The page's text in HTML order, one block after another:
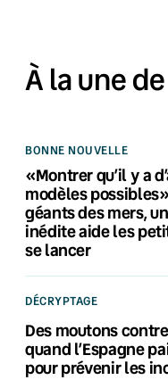
À la une
BONNE NOUVELLE
«Montrer qu’il y a
modèles
géants des mers,
inédite aide les
se lancer
DÉCRYPTAGE
Des moutons
quand l’Espagne
pour prévenir les